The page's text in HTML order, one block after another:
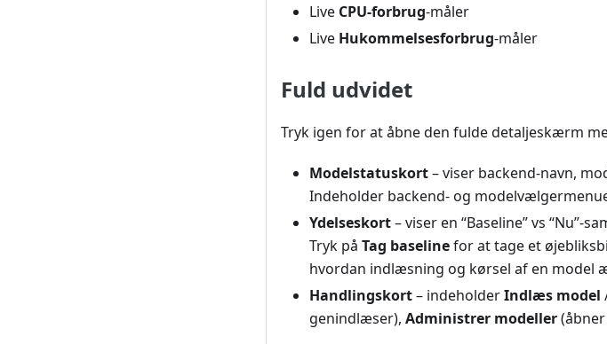
Live CPU-forbrug-måler
Live Hukommelsesforbrug-måler
Fuld udvidet
Tryk igen for at åbne den fulde detaljeskærm
Modelstatuskort– viser backend-navn,
Indeholder backend- og
Ydelseskort– viser en “Baseline” vs “Nu”-
Tryk på Tag baselinefor at tage et
hvordan indlæsning og kørsel af en model
Handlingskort– indeholderIndlæs model
genindlæser), Administrer modeller